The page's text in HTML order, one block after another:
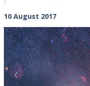
10 August 2017
Previous